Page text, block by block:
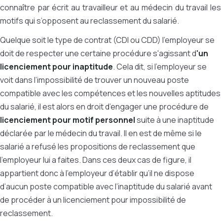
connaître par écrit au travailleur et au médecin du travail les
motifs qui s’opposent au reclassement du salarié.
Quelque soit le type de contrat (CDI ou CDD) l'employeur se
doit de respecter une certaine procédure s'agissant d'un
licenciement pour inaptitude. Cela dit, si l’employeur se
voit dans l’impossibilité de trouver un nouveau poste
compatible avec les compétences et les nouvelles aptitudes
du salarié, il est alors en droit d’engager une procédure de
licenciement pour motif personnelsuite à une inaptitude
déclarée par le médecin du travail. Il en est de même si le
salarié a refusé les propositions de reclassement que
l’employeur lui a faites. Dans ces deux cas de figure, il
appartient donc à l’employeur d’établir qu’il ne dispose
d’aucun poste compatible avec l’inaptitude du salarié avant
de procéder à un licenciement pour impossibilité de
reclassement.